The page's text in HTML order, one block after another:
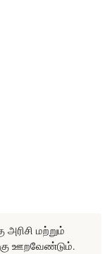
மற்றும்
ஊறவேண்டும்.